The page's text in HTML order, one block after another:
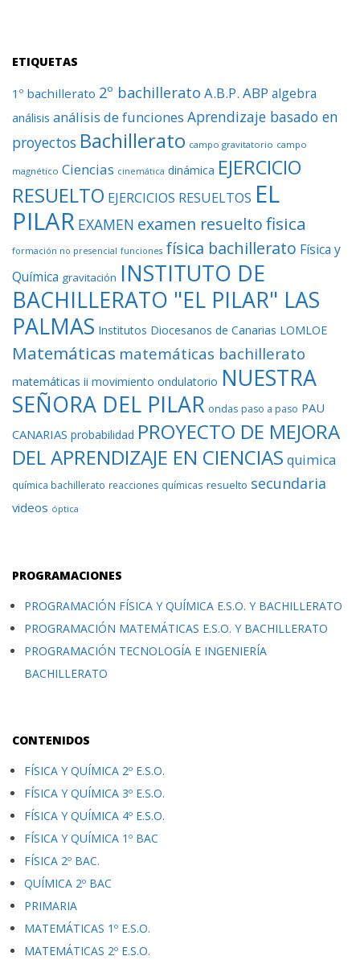
ETIQUETAS
1º bachillerato 2º bachillerato A.B.P. ABP algebra
análisis análisis de funciones Aprendizaje basado en
proyectos Bachillerato campo gravitatorio campo
magnético Ciencias cinemática dinámica EJERCICIO
RESUELTO EJERCICIOS RESUELTOS EL
PILAR EXAMEN examen resueltofisica
formación no presencial funciones física bachillerato Física y
Química gravitación INSTITUTO DE
BACHILLERATO "EL PILAR" LAS
PALMAS Institutos Diocesanos de Canarias LOMLOE
Matemáticas matemáticas bachillerato
matemáticas ii movimiento ondulatorio NUESTRA
SEÑORA DEL PILAR ondas paso a paso PAU
CANARIAS probabilidad PROYECTO DE MEJORA
DEL APRENDIZAJE EN CIENCIAS quimica
química bachillerato reacciones químicas resuelto secundaria
videos óptica
PROGRAMACIONES
PROGRAMACIÓN FÍSICA Y QUÍMICA E.S.O. Y BACHILLERATO
PROGRAMACIÓN MATEMÁTICAS E.S.O. Y BACHILLERATO
PROGRAMACIÓN TECNOLOGÍA E INGENIERÍA
BACHILLERATO
CONTENIDOS
FÍSICA Y QUÍMICA 2º E.S.O.
FÍSICA Y QUÍMICA 3º E.S.O.
FÍSICA Y QUÍMICA 4º E.S.O.
FÍSICA Y QUÍMICA 1º BAC
FÍSICA 2º BAC.
QUÍMICA 2º BAC
PRIMARIA
MATEMÁTICAS 1º E.S.O.
MATEMÁTICAS 2º E.S.O.